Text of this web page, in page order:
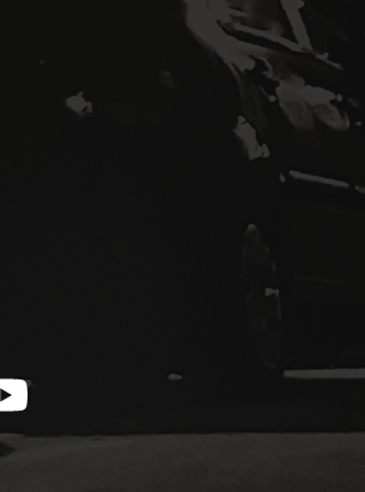
YouTube